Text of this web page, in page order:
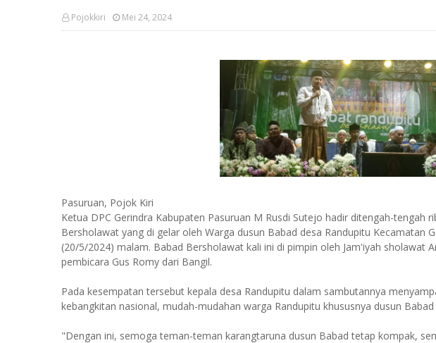
Pojokkiri Mei 24, 2024
Pasuruan, Pojok Kiri
Ketua DPC Gerindra Kabupaten Pasuruan M Rusdi Sutejo hadir ditengah-tengah
Bersholawat yang di gelar oleh Warga dusun Babad desa Randupitu Kecamatan
(20/5/2024) malam. Babad Bersholawat kali ini di pimpin oleh Jam'iyah sholawat
pembicara Gus Romy dari Bangil.
Pada kesempatan tersebut kepala desa Randupitu dalam sambutannya
kebangkitan nasional, mudah-mudahan warga Randupitu khususnya dusun
"Dengan ini, semoga teman-teman karangtaruna dusun Babad tetap kompak,